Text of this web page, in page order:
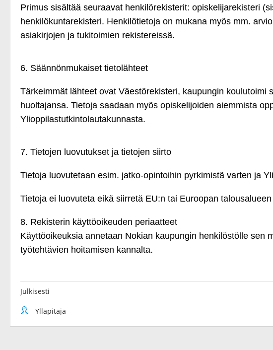
Julkisesti
Ylläpitäjä